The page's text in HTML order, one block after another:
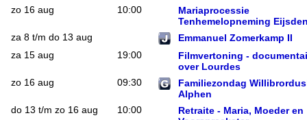
zo 16 aug 10:00
Mariaprocessie
Tenhemelopneming
za 8 t/m do 13 aug Emmanuel Zomerkamp II
za 15 aug 19:00
Filmvertoning -
over Lourdes
zo 16 aug 09:30
Familiezondag
Alphen
do 13 t/m zo 16 aug 10:00
Retraite - Maria, Moeder en